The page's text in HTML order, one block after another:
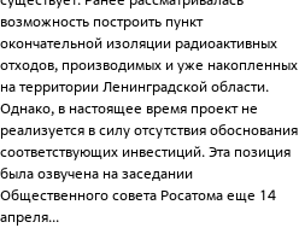
возможность построить пункт
окончательной изоляции радиоактивных
отходов, производимых и уже накопленных
на территории Ленинградской области.
Однако, в настоящее время проект не
реализуется в силу отсутствия обоснования
соответствующих инвестиций. Эта позиция
была озвучена на заседании
Общественного совета Росатома еще 14
апреля...